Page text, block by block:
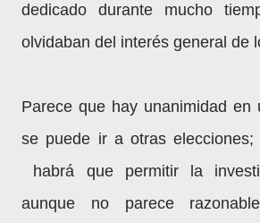
dedicado durante mucho
olvidaban del interés general de
Parece que hay unanimidad en
se puede ir a otras
habrá que permitir la
aunque no parece